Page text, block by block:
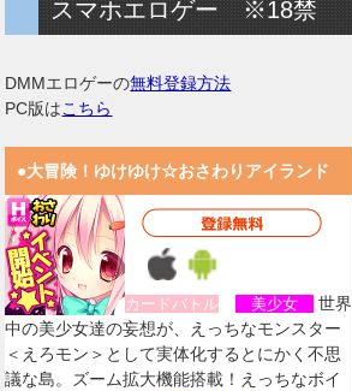
スマホエロゲー ※18禁
DMMエロゲーの無料登録方法
PC版はこちら
●大冒険！ゆけゆけ☆おさわりアイランド
カードバトル 美少女
世界
中の美少女達の妄想が、えっちなモンスター
＜えろモン＞として実体化するとにかく不思
議な島。ズーム拡大機能搭載！えっちなボイ